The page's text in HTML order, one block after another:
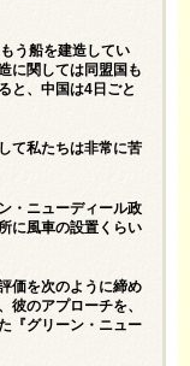
う船を建造してい
に関しては同盟国も
と、中国は4日ごと
て私たちは非常に苦
・ニューディール政
に風車の設置くらい
価を次のように締め
彼のアプローチを、
『グリーン・ニュー